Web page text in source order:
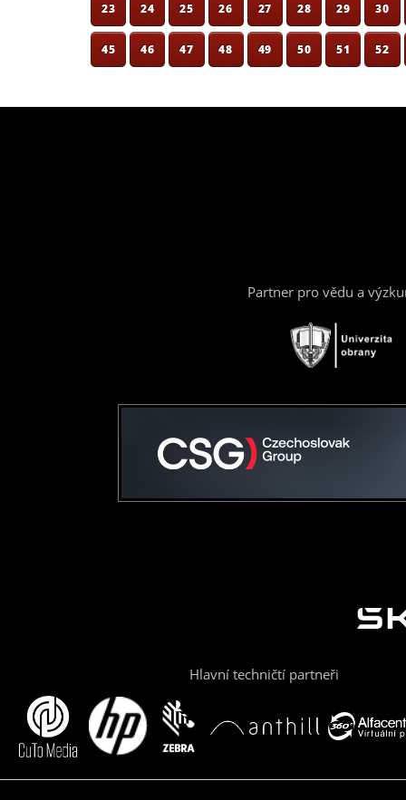
23 24 25 26 27 28 29 30
45 46 47 48 49 50 51 52
Partner pro vědu a
Hlavní techničtí partneři